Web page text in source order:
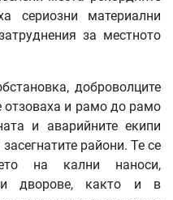
сериозни материални
за местното
доброволците
и рамо до рамо
и аварийните екипи
райони. Те се
на кални наноси,
и дворове, както и в